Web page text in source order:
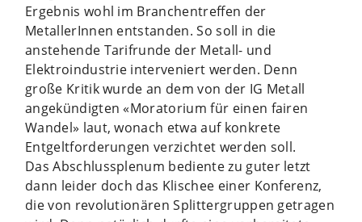
Ergebnis wohl im Branchentreffen der
MetallerInnen entstanden. So soll in die
anstehende Tarifrunde der Metall- und
Elektroindustrie interveniert werden. Denn
große Kritik wurde an dem von der IG Metall
angekündigten «Moratorium für einen fairen
Wandel» laut, wonach etwa auf konkrete
Entgeltforderungen verzichtet werden soll.
Das Abschlussplenum bediente zu guter letzt
dann leider doch das Klischee einer Konferenz,
die von revolutionären Splittergruppen getragen